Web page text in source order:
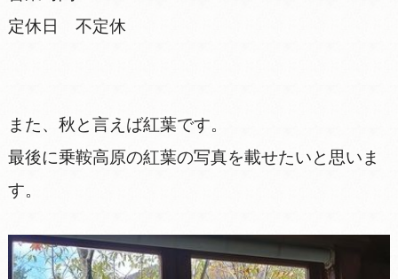
定休日 不定休
また、秋と言えば紅葉です。
最後に乗鞍高原の紅葉の写真を載せたいと思いま
す。